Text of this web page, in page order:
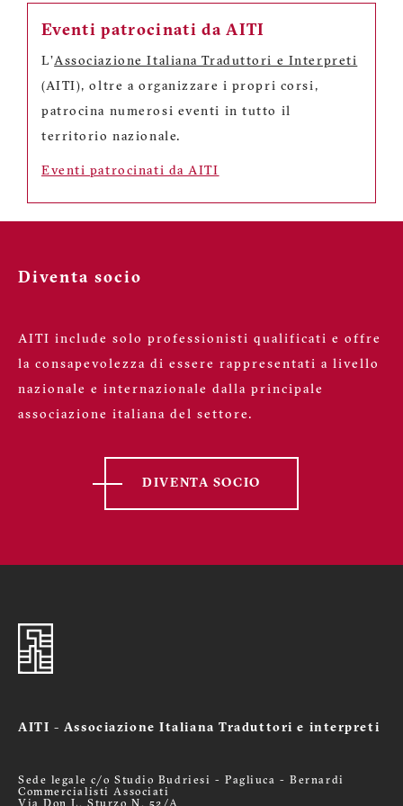
Eventi patrocinati da AITI
L'Associazione Italiana Traduttori e Interpreti
(AITI), oltre a organizzare i propri corsi,
patrocina numerosi eventi in tutto il
territorio nazionale.
Eventi patrocinati da AITI
Diventa socio
AITI include solo professionisti qualificati e offre
la consapevolezza di essere rappresentati a livello
nazionale e internazionale dalla principale
associazione italiana del settore.
DIVENTA SOCIO
AITI - Associazione Italiana Traduttori e interpreti
Sede legale c/o Studio Budriesi - Pagliuca - Bernardi
Commercialisti Associati